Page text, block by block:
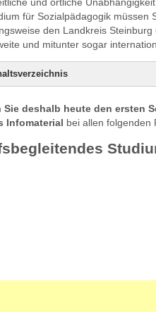
für Sozialpädagogik müssen
den Landkreis
und mitunter sogar
Studium Sozialpädagogik
Sozialpädagogik studieren in Itzehoe
Sie deshalb heute den ersten
Infomaterial bei allen folgenden